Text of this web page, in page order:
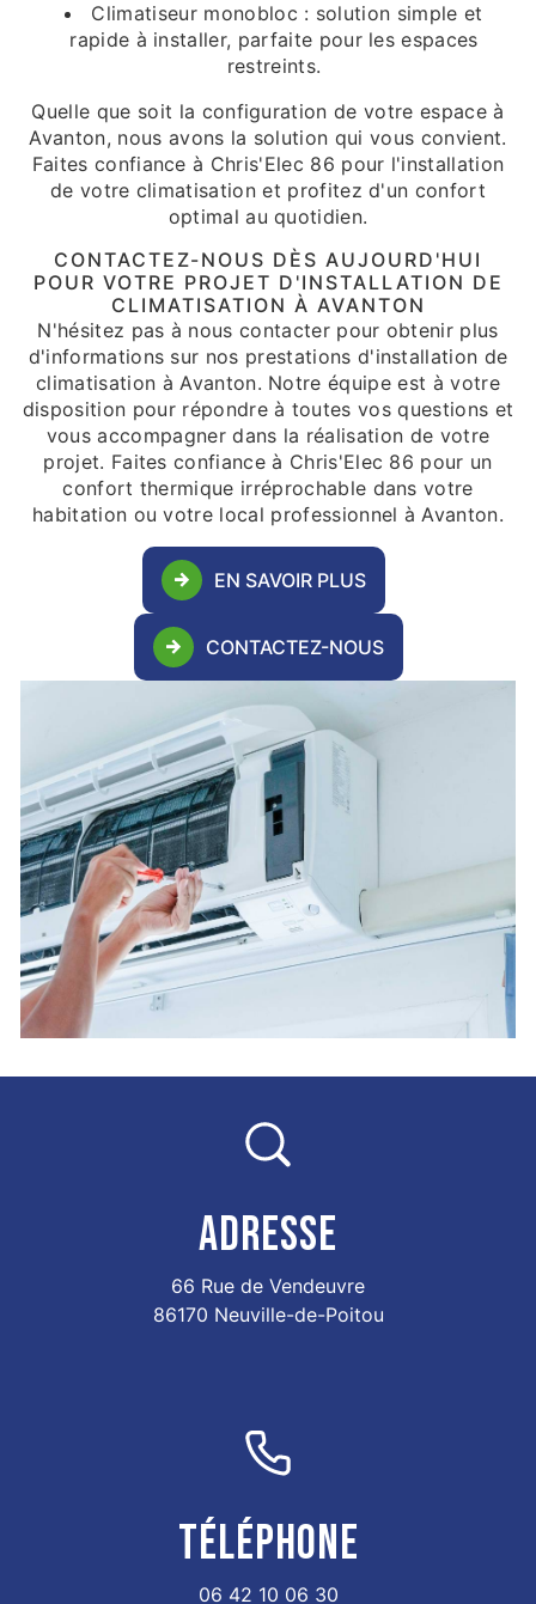
Climatiseur monobloc : solution simple et
rapide à installer, parfaite pour les espaces
restreints.
Quelle que soit la configuration de votre espace à
Avanton, nous avons la solution qui vous convient.
Faites confiance à Chris'Elec 86 pour l'installation
de votre climatisation et profitez d'un confort
optimal au quotidien.
CONTACTEZ-NOUS DÈS AUJOURD'HUI
POUR VOTRE PROJET D'INSTALLATION DE
CLIMATISATION À AVANTON
N'hésitez pas à nous contacter pour obtenir plus
d'informations sur nos prestations d'installation de
climatisation à Avanton. Notre équipe est à votre
disposition pour répondre à toutes vos questions et
vous accompagner dans la réalisation de votre
projet. Faites confiance à Chris'Elec 86 pour un
confort thermique irréprochable dans votre
habitation ou votre local professionnel à Avanton.
EN SAVOIR PLUS
CONTACTEZ-NOUS
ADRESSE
66 Rue de Vendeuvre
86170 Neuville-de-Poitou
TÉLÉPHONE
06 42 10 06 30